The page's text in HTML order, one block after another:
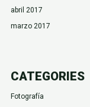
abril 2017
marzo 2017
CATEGORIES
Fotografía